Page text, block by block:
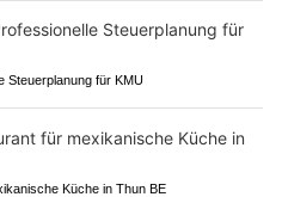
Steuerplanung für KMU
Küche in Thun BE